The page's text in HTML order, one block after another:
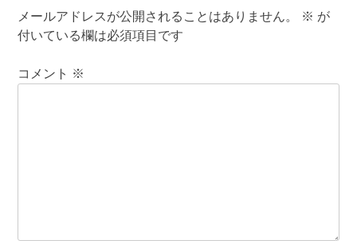
メールアドレスが公開されることはありません。 ※ が
付いている欄は必須項目です
コメント ※